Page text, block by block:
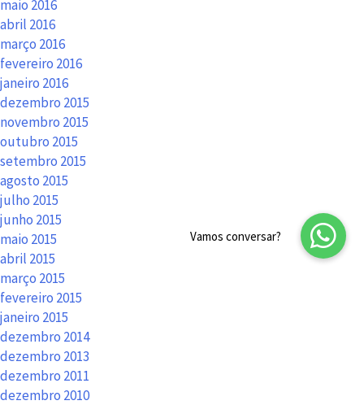
maio 2016
abril 2016
março 2016
fevereiro 2016
janeiro 2016
dezembro 2015
novembro 2015
outubro 2015
setembro 2015
agosto 2015
julho 2015
junho 2015
maio 2015
abril 2015
março 2015
fevereiro 2015
janeiro 2015
dezembro 2014
dezembro 2013
dezembro 2011
dezembro 2010